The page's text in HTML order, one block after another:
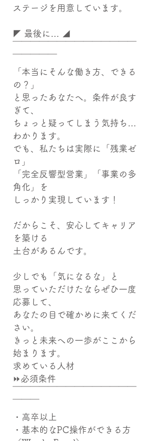
ステージを用意しています。
◤ 最後に… ◢
「本当にそんな働き方、できる
の？」
と思ったあなたへ。条件が良す
ぎて、
ちょっと疑ってしまう気持ち…
わかります。
でも、私たちは実際に「残業ゼ
ロ」
「完全反響型営業」「事業の多
角化」を
しっかり実現しています！
だからこそ、安心してキャリア
を築ける
土台があるんです。
少しでも「気になるな」と
思っていただけたならぜひ一度
応募して、
あなたの目で確かめに来てくだ
さい。
きっと未来への一歩がここから
始まります。
求めている人材
⏩必須条件
・高卒以上
・基本的なPC操作ができる方